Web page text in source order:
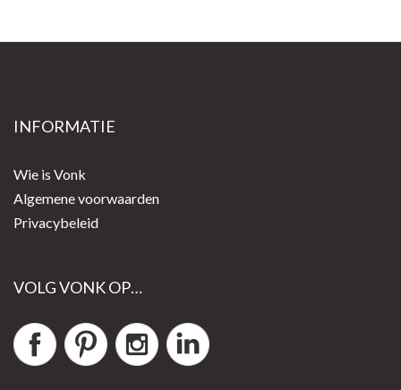
INFORMATIE
Wie is Vonk
Algemene voorwaarden
Privacybeleid
VOLG VONK OP…